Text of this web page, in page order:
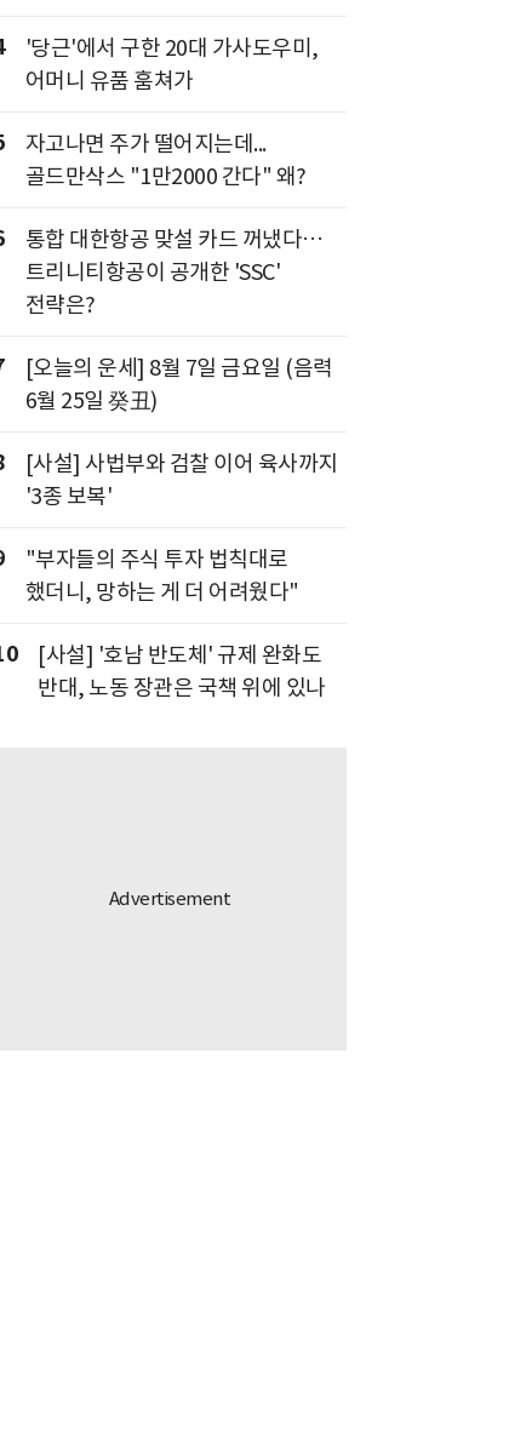
'당근'에서 구한 20대 가사도우미,
어머니 유품 훔쳐가
자고나면 주가 떨어지는데...
골드만삭스 "1만2000 간다" 왜?
통합 대한항공 맞설 카드 꺼냈다…
트리니티항공이 공개한 'SSC'
전략은?
[오늘의 운세] 8월 7일 금요일 (음력
6월 25일 癸丑)
[사설] 사법부와 검찰 이어 육사까지
'3종 보복'
"부자들의 주식 투자 법칙대로
했더니, 망하는 게 더 어려웠다"
[사설] '호남 반도체' 규제 완화도
반대, 노동 장관은 국책 위에 있나